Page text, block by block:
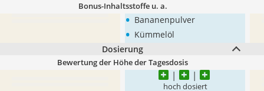
Bonus-Inhaltsstoffe u. a.
• Bananenpulver
• Kümmelöl
Dosierung
Bewertung der Höhe der Tagesdosis
hoch dosiert